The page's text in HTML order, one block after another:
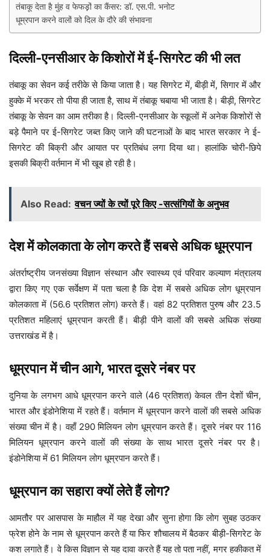
तंबाकू देता है मुंह व फेफड़़ों का कैंसर: डॉ. एस.पी. भनोट
धूम्रपान करने वालों को दिल के दौरे की संभावना
दिल्ली-एनसीआर के किशोरों में ई-सिगरेट की भी लत
तंबाकू का सेवन कई तरीके से किया जाता है। यह सिगरेट में, बीड़ी में, सिगार में और
हुक्के में भरकर तो पीया ही जाता है, साथ में तंबाकू चबाया भी जाता है। बीड़ी, सिगरेट
तंबाकू के सेवन का आम तरीका है। दिल्ली-एनसीआर के स्कूलों में अनेक किशोरों से
बड़े पैमाने पर ई-सिगरेट जब्त किए जाने की घटनाओं के बाद भारत सरकार ने ई-
सिगरेट की बिक्री और आयात पर प्रतिबंध लगा दिया था। हालांकि चोरी-छिपे
इसकी बिक्री वर्तमान में भी खूब हो रही है।
Also Read: वचन ज्यों के त्यों पूरे किए -सत्संगियों के अनुभव
देश में कोलकाता के लोग करते हैं सबसे अधिक धूम्रपान
अंतर्राष्ट्रीय जनसंख्या विज्ञान संस्थान और स्वास्थ्य एवं परिवार कल्याण मंत्रालय
द्वारा किए गए एक सर्वेक्षण में पता चला है कि देश में सबसे अधिक लोग धूम्रपान
कोलकाता में (56.6 प्रतिशत लोग) करते हैं। वहां 82 प्रतिशत पुरुष और 23.5
प्रतिशत महिलाएं धूम्रपान करती हैं। बीड़ी पीने वालों की सबसे अधिक संख्या
उत्तराखंड में है।
धूम्रपान में चीन आगे, भारत दूसरे नंबर पर
दुनिया के लगभग आधे धूम्रपान करने वाले (46 प्रतिशत) केवल तीन देशों चीन,
भारत और इंडोनेशिया में रहते हैं। वर्तमान में धूम्रपान करने वालों की सबसे अधिक
संख्या चीन में है। वहाँ 290 मिलियन लोग धूम्रपान करते हैं। दूसरे नंबर पर 116
मिलियन धूम्रपान करने वालों की संख्या के साथ भारत दूसरे नंबर पर है।
इंडोनेशिया में 61 मिलियन लोग धूम्रपान करते हैं।
धूम्रपान का सहारा क्यों लेते हैं लोग?
आमतौर पर आसपास के माहौल में यह देखा और सुना होगा कि लोग सुबह उठकर
फ्रेश होने के नाम से धूम्रपान करते हैं या फिर शौचालय में बैठकर बीड़ी-सिगरेट के
कश लगाते हैं। वे किस विज्ञान से यह दावा करते हैं यह तो पता नहीं, मगर हकीकत में